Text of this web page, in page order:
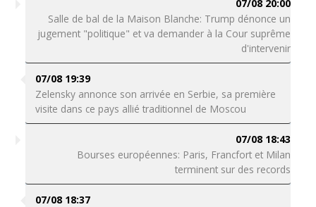
07/08 20:00
Salle de bal de la Maison Blanche: Trump dénonce un
jugement "politique" et va demander à la Cour suprême
d'intervenir
07/08 19:39
Zelensky annonce son arrivée en Serbie, sa première
visite dans ce pays allié traditionnel de Moscou
07/08 18:43
Bourses européennes: Paris, Francfort et Milan
terminent sur des records
07/08 18:37